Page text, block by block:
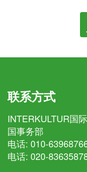
联系方式
INTERKULTUR国
国事务部
电话: 010-
电话: 020-